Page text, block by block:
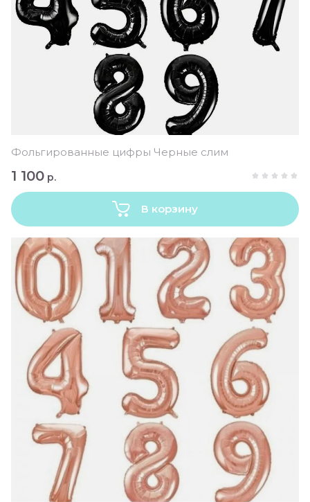
Фольгированные цифры Черные слим
1 100 р.
В корзину